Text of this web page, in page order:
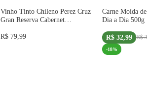
IMPORTADO
Vinho Tinto Chileno Perez Cruz
Gran Reserva Cabernet
R$ 79,99
COMPRE 2
Carne Moída
Dia a Dia 500g
R$ 32,99 R$
-18%